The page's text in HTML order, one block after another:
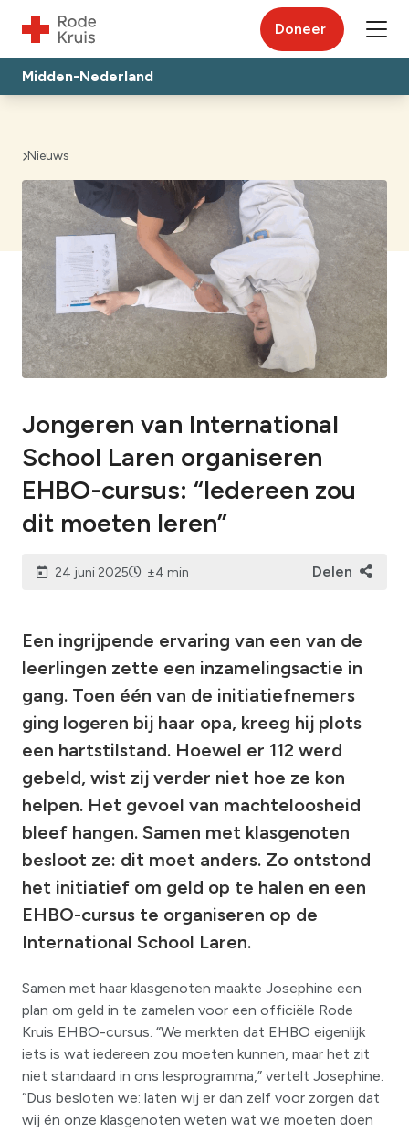
Doneer
Midden-Nederland
Nieuws
Jongeren van International
School Laren organiseren
EHBO-cursus: “Iedereen zou
dit moeten leren”
24 juni 2025 ±4 min Delen
Een ingrijpende ervaring van een van de
leerlingen zette een inzamelingsactie in
gang. Toen één van de initiatiefnemers
ging logeren bij haar opa, kreeg hij plots
een hartstilstand. Hoewel er 112 werd
gebeld, wist zij verder niet hoe ze kon
helpen. Het gevoel van machteloosheid
bleef hangen. Samen met klasgenoten
besloot ze: dit moet anders. Zo ontstond
het initiatief om geld op te halen en een
EHBO-cursus te organiseren op de
International School Laren.
Samen met haar klasgenoten maakte Josephine een
plan om geld in te zamelen voor een officiële Rode
Kruis EHBO-cursus. “We merkten dat EHBO eigenlijk
iets is wat iedereen zou moeten kunnen, maar het zit
niet standaard in ons lesprogramma,” vertelt Josephine.
“Dus besloten we: laten wij er dan zelf voor zorgen dat
wij én onze klasgenoten weten wat we moeten doen